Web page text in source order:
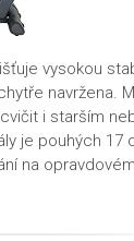
vysokou
navržena.
i starším
je pouhých 17
na